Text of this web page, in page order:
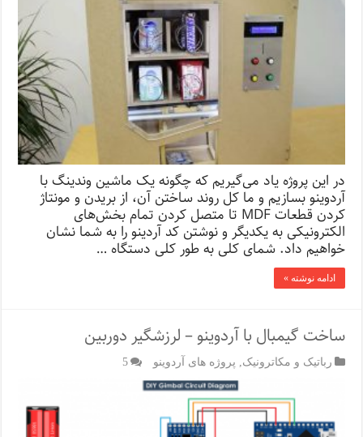
در این پروژه یاد می‌­گیریم که چگونه یک ماشین وندینگ با
آردوینو بسازیم و ما کل روند ساختن آن، از بریدن و مونتاژ
کردن قطعات MDF تا متصل کردن تمام بخش‌های
الکترونیکی به یکدیگر و نوشتن کد آردینو را به شما نشان
خواهیم داد. شمای کلی به طور کلی دستگاه …
ادامه نوشته »
ساخت گیمبال با آردوینو – لرزشگیر دوربین
رباتیک و مکاترونیک پروژه های آردوینو 5